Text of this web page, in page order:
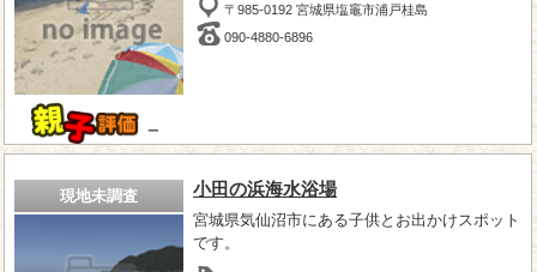
－
〒985-0192 宮城県塩竈市浦戸桂島
090-4880-6896
現地未調査 小田の浜海水浴場
宮城県気仙沼市にある子供とお出かけスポット
です。